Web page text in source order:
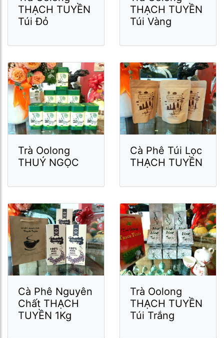
THẠCH TUYỀN
Túi Đỏ
THẠCH TUYỀN
Túi Vàng
Trà Oolong
THUÝ NGỌC
Cà Phê Túi Lọc
THẠCH TUYỀN
Cà Phê Nguyên
Chất THẠCH
TUYỀN 1Kg
Trà Oolong
THẠCH TUYỀN
Túi Trắng